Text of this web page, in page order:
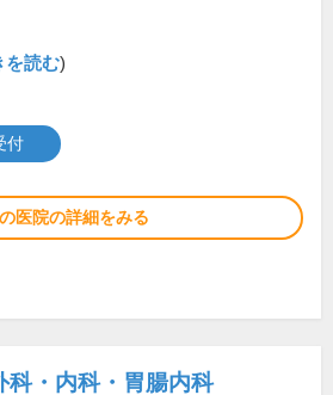
を読む)
付
医院の詳細をみる
科・内科・胃腸内科